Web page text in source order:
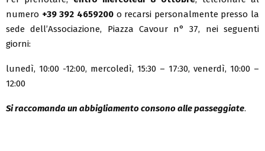
numero +39 392 4659200 o recarsi personalmente presso la
sede dell’Associazione, Piazza Cavour n° 37, nei seguenti
giorni:
lunedì, 10:00 -12:00, mercoledì, 15:30 – 17:30, venerdì, 10:00 –
12:00
Si raccomanda un abbigliamento consono alle passeggiate.